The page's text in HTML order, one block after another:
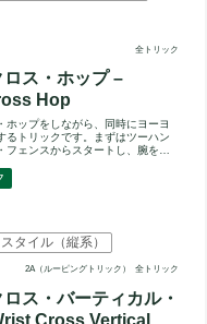
全トリック
ロス・ホップ –
Hop
ホップをしながら、同時にヨーヨ
るトリックです。まずはツーハン
フェンスからスタートし、腕を交
2A（ルーピングトリック） 全トリック
タイル（縦系）
ス・バーティカル・
Cross Vertical